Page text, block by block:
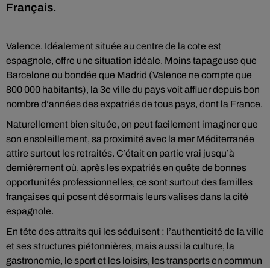
Français.
Valence. Idéalement située au centre de la cote est
espagnole, offre une situation idéale. Moins tapageuse que
Barcelone ou bondée que Madrid (Valence ne compte que
800 000 habitants), la 3e ville du pays voit affluer depuis bon
nombre d’années des expatriés de tous pays, dont la France.
Naturellement bien située, on peut facilement imaginer que
son ensoleillement, sa proximité avec la mer Méditerranée
attire surtout les retraités. C’était en partie vrai jusqu’à
dernièrement où, après les expatriés en quête de bonnes
opportunités professionnelles, ce sont surtout des familles
françaises qui posent désormais leurs valises dans la cité
espagnole.
En tête des attraits qui les séduisent : l’authenticité de la ville
et ses structures piétonnières, mais aussi la culture, la
gastronomie, le sport et les loisirs, les transports en commun